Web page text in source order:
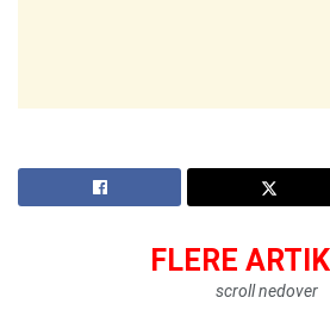
FLERE
scroll nedover